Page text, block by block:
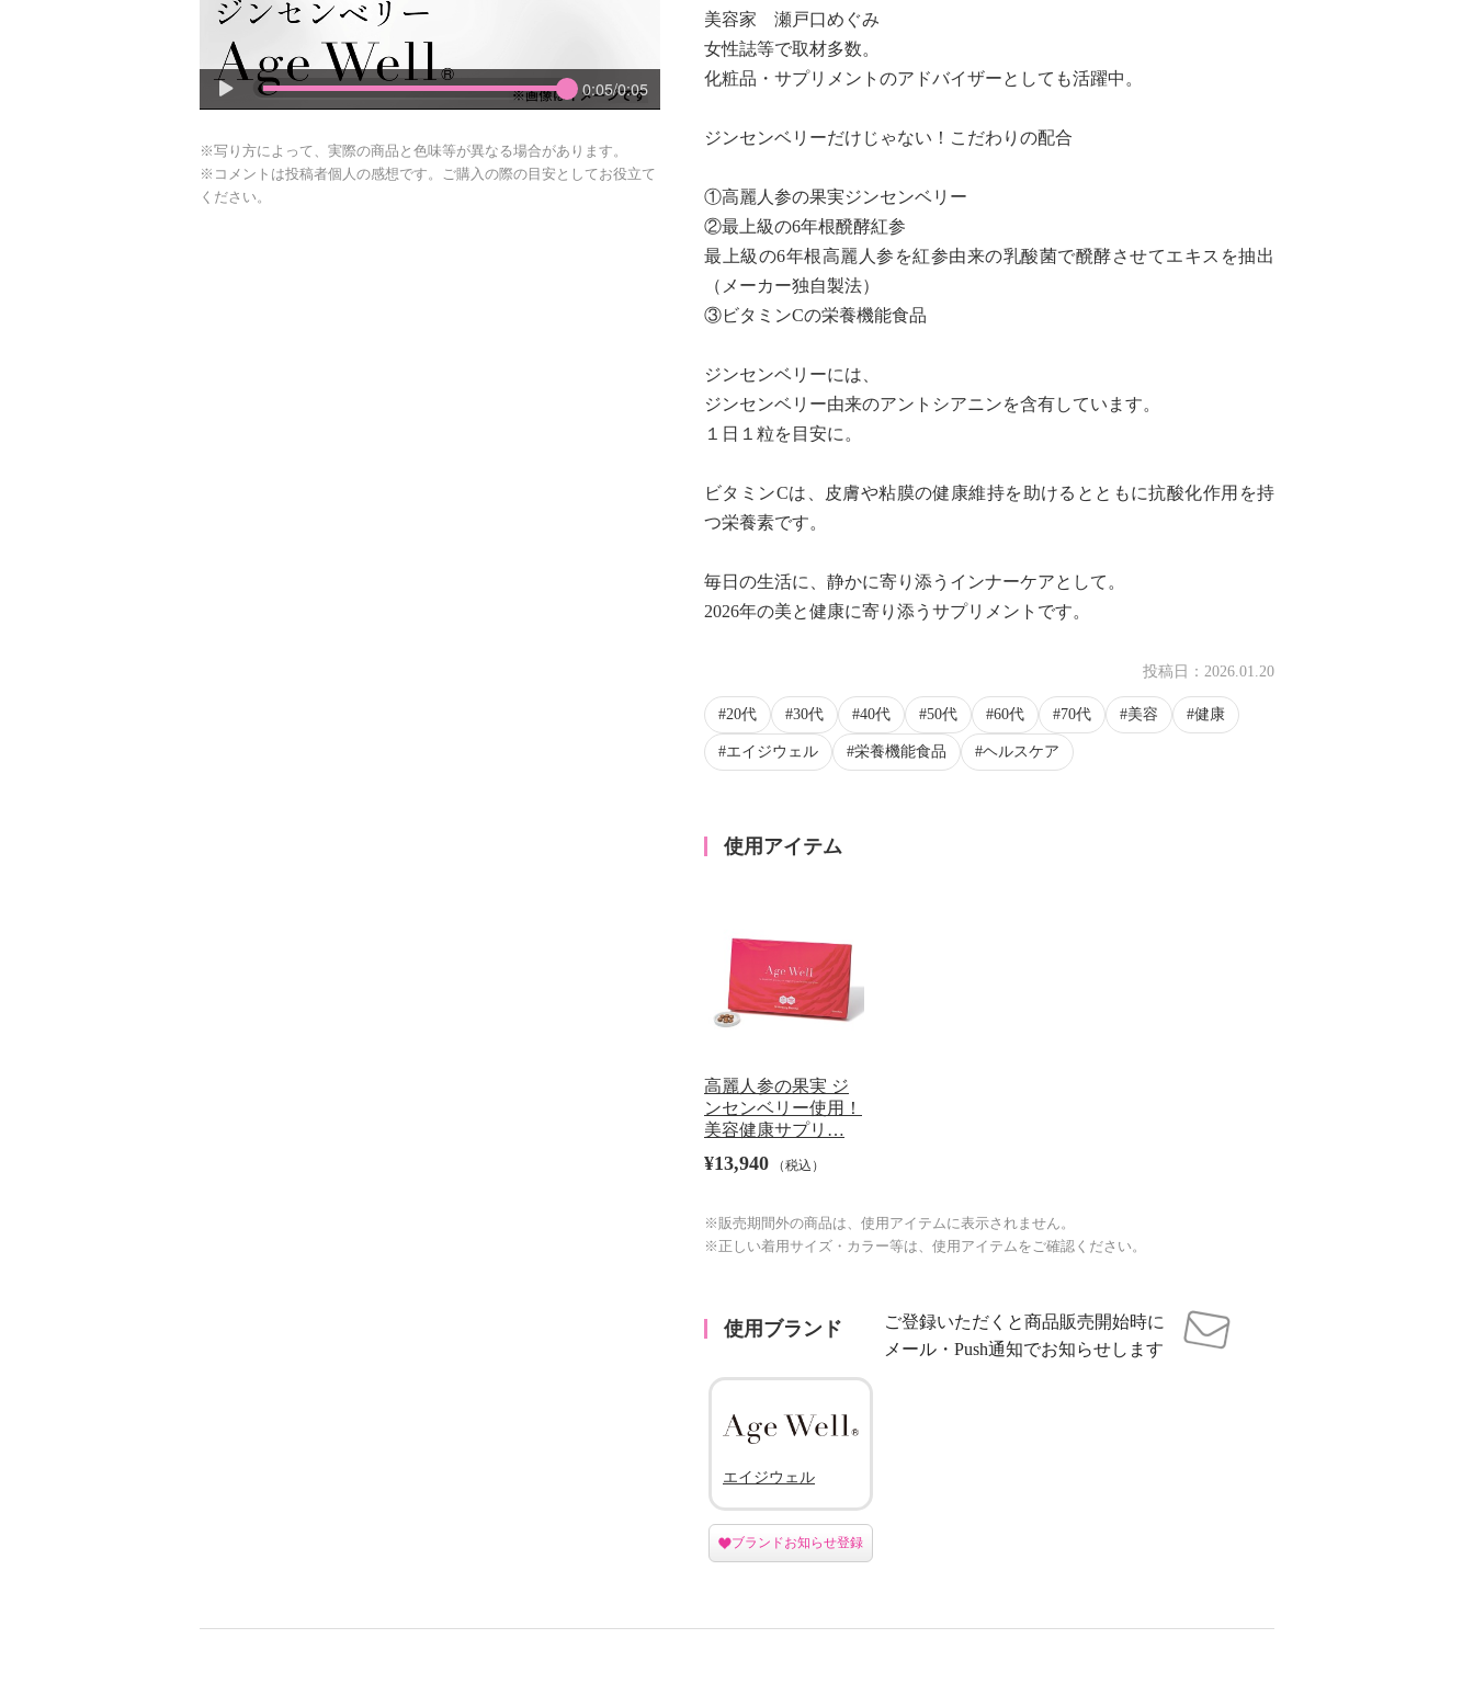
0:05/0:05
※写り方によって、実際の商品と色味等が異なる場合があります。
※コメントは投稿者個人の感想です。ご購入の際の目安としてお役立て
ください。
美容家 瀬戸口めぐみ
女性誌等で取材多数。
化粧品・サプリメントのアドバイザーとしても活躍中。
ジンセンベリーだけじゃない！こだわりの配合
①高麗人参の果実ジンセンベリー
②最上級の6年根醗酵紅参
最上級の6年根高麗人参を紅参由来の乳酸菌で醗酵させてエキスを抽出
（メーカー独自製法）
③ビタミンCの栄養機能食品
ジンセンベリーには、
ジンセンベリー由来のアントシアニンを含有しています。
１日１粒を目安に。
ビタミンCは、皮膚や粘膜の健康維持を助けるとともに抗酸化作用を持
つ栄養素です。
毎日の生活に、静かに寄り添うインナーケアとして。
2026年の美と健康に寄り添うサプリメントです。
投稿日： 2026.01.20
20代 30代 40代 50代 60代 70代 美容 健康
エイジウェル 栄養機能食品 ヘルスケア
使用アイテム
高麗人参の果実 ジ
ンセンベリー使用！
美容健康サプリ…
¥13,940 （税込）
※販売期間外の商品は、使用アイテムに表示されません。
※正しい着用サイズ・カラー等は、使用アイテムをご確認ください。
使用ブランド
ご登録いただくと商品販売開始時に
メール・Push通知でお知らせします
エイジウェル
ブランドお知らせ登録